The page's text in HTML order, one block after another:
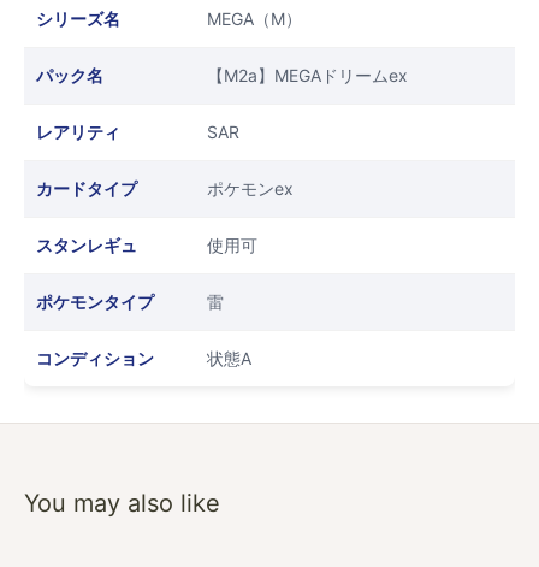
シリーズ名 MEGA（M）
パック名 【M2a】MEGAドリームex
レアリティ SAR
カードタイプ ポケモンex
スタンレギュ 使用可
ポケモンタイプ 雷
コンディション 状態A
You may also like